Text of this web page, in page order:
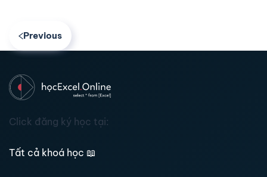
Previous
Click đăng ký học tại:
Tất cả khoá học 📖